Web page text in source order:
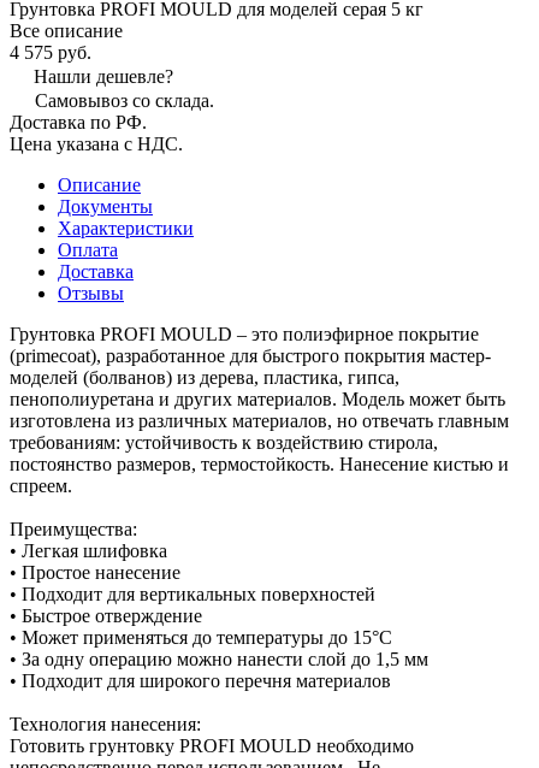
Грунтовка PROFI MOULD для моделей серая 5 кг
Все описание
4 575 руб.
Нашли дешевле?
Самовывоз со склада.
Доставка по РФ.
Цена указана с НДС.
Описание
Документы
Характеристики
Оплата
Доставка
Отзывы
Грунтовка PROFI MOULD – это полиэфирное покрытие
(primecoat), разработанное для быстрого покрытия мастер-
моделей (болванов) из дерева, пластика, гипса,
пенополиуретана и других материалов. Модель может быть
изготовлена из различных материалов, но отвечать главным
требованиям: устойчивость к воздействию стирола,
постоянство размеров, термостойкость. Нанесение кистью и
спреем.
Преимущества:
• Легкая шлифовка
• Простое нанесение
• Подходит для вертикальных поверхностей
• Быстрое отверждение
• Может применяться до температуры до 15°C
• За одну операцию можно нанести слой до 1,5 мм
• Подходит для широкого перечня материалов
Технология нанесения:
Готовить грунтовку PROFI MOULD необходимо